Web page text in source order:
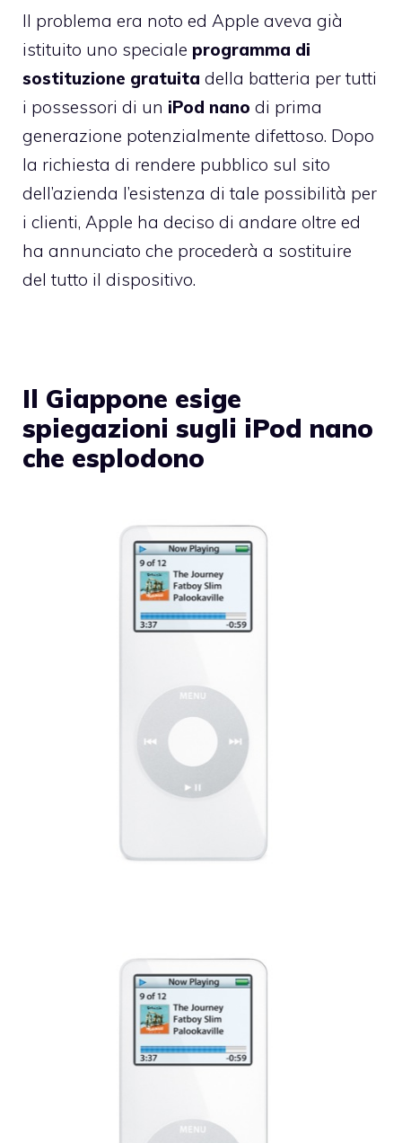
Il problema era noto ed Apple aveva già
istituito uno speciale programma di
sostituzione gratuita della batteria per tutti
i possessori di un iPod nano di prima
generazione potenzialmente difettoso. Dopo
la richiesta di rendere pubblico sul sito
dell’azienda l’esistenza di tale possibilità per
i clienti, Apple ha deciso di andare oltre ed
ha annunciato che procederà a sostituire
del tutto il dispositivo.
Il Giappone esige
spiegazioni sugli iPod nano
che esplodono